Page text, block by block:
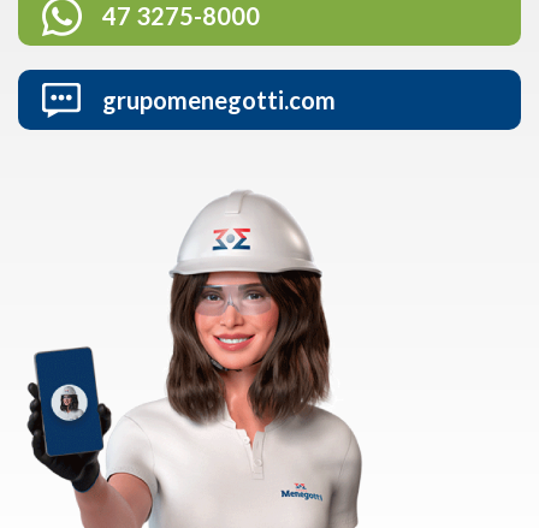
47 3275-8000
grupomenegotti.com